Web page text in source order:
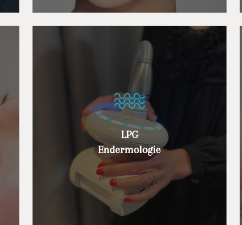
LPG
Endermologie
Des soins complets spécialisés dans le
traitement de la silhouette et l’anti-âge
grâce à la stimulation cellulaire.